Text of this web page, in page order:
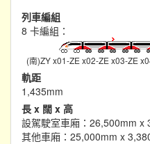
列車編組
8 卡編組：
(南)ZY x01-ZE x02-ZE x03-ZE
軌距
1,435mm
長 x 闊 x 高
設駕駛室車廂：26,500mm x
其他車廂：25,000mm x